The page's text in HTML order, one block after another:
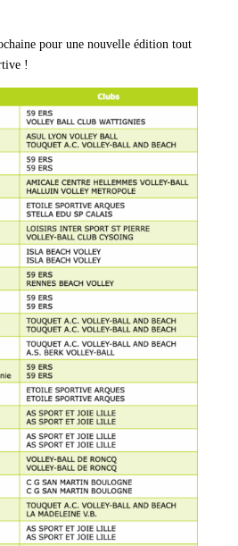
pour une nouvelle édition tout
!